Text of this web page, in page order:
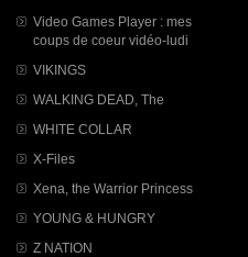
Video Games Player : mes
coups de coeur vidéo-ludi
VIKINGS
WALKING DEAD, The
WHITE COLLAR
X-Files
Xena, the Warrior Princess
YOUNG & HUNGRY
Z NATION